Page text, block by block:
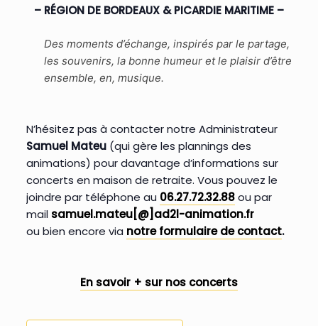
– RÉGION DE BORDEAUX & PICARDIE MARITIME –
Des moments d’échange, inspirés par le partage,
les souvenirs, la bonne humeur et le plaisir d’être
ensemble, en, musique.
N’hésitez pas à contacter notre Administrateur
Samuel Mateu(qui gère les plannings des
animations) pour davantage d’informations sur
concerts en maison de retraite. Vous pouvez le
joindre par téléphone au 06.27.72.32.88ou par
mailsamuel.mateu[@]ad2l-animation.fr
ou bien encore via notre formulaire de contact.
En savoir + sur nos concerts